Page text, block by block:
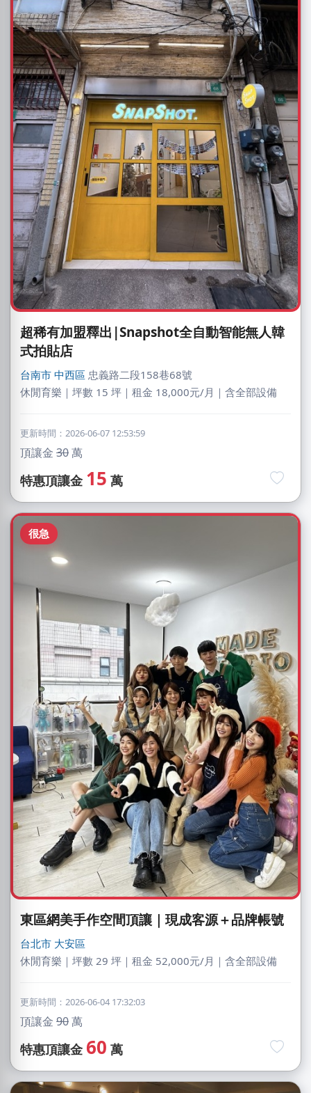
超稀有加盟釋出|Snapshot全自動智能無人韓
式拍貼店
台南市 中西區 忠義路二段158巷68號
休閒育樂｜坪數 15 坪｜租金 18,000元/月｜含全部設備
更新時間：2026-06-07 12:53:59
頂讓金 30萬
特惠頂讓金 15 萬
很急
東區網美手作空間頂讓｜現成客源＋品牌帳號
台北市 大安區
休閒育樂｜坪數 29 坪｜租金 52,000元/月｜含全部設備
更新時間：2026-06-04 17:32:03
頂讓金 90萬
特惠頂讓金 60 萬